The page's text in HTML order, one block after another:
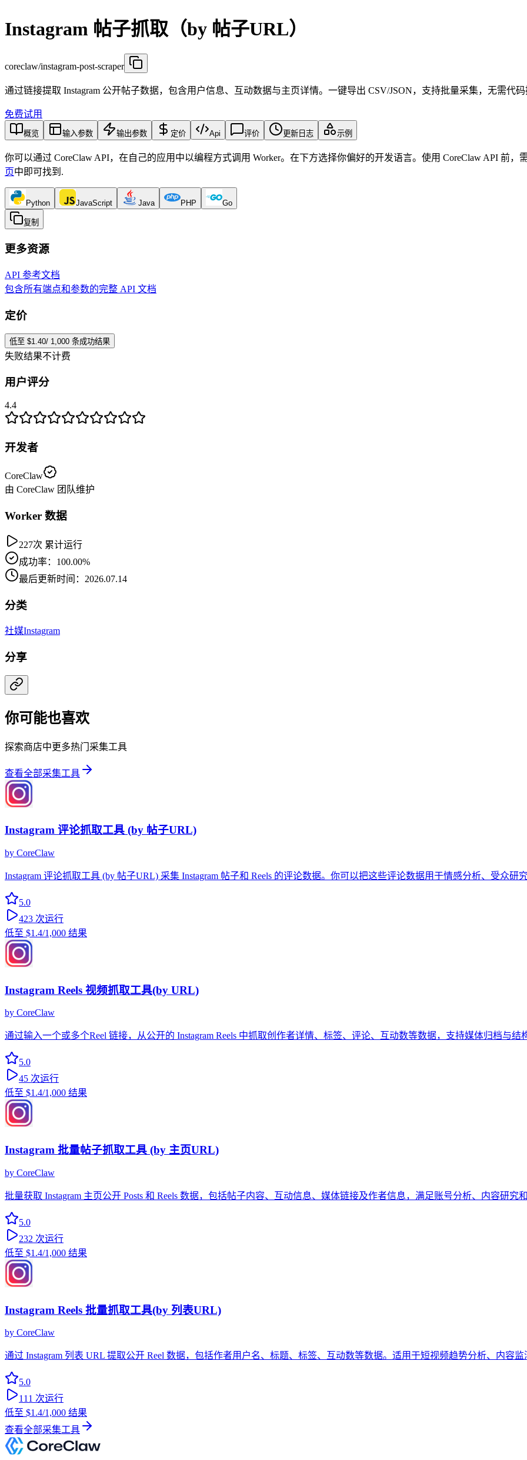
Instagram 帖子抓取（by 帖子URL）
coreclaw/instagram-post-scraper
通过链接提取 Instagram 公开帖子数据，包含用户信息、互动数据与主页详情。一键导出 CSV/JSON，支持批量采集，无需代
免费试用
概览 输入参数 输出参数 定价 Api 评价 更新日志 示例
你可以通过 CoreClaw API，在自己的应用中以编程方式调用 Worker。在下方选择你偏好的开发语言。使用 CoreClaw API 前
页中即可找到 .
Python JavaScript Java PHP Go
复制
更多资源
API 参考文档
包含所有端点和参数的完整 API 文档
定价
低至 $1.40/ 1,000 条成功结果
失败结果不计费
用户评分
4.4
开发者
CoreClaw
由 CoreClaw 团队维护
Worker 数据
227次 累计运行
成功率：100.00%
最后更新时间：2026.07.14
分类
社媒Instagram
分享
你可能也喜欢
探索商店中更多热门采集工具
查看全部采集工具
Instagram 评论抓取工具 (by 帖子URL)
by CoreClaw
Instagram 评论抓取工具 (by 帖子URL) 采集 Instagram 帖子和 Reels 的评论数据。你可以把这些评论数据用于情感分析、受众研
5.0
423 次运行
低至 $1.4/1,000 结果
Instagram Reels 视频抓取工具(by URL)
by CoreClaw
通过输入一个或多个Reel 链接，从公开的 Instagram Reels 中抓取创作者详情、标签、评论、互动数等数据，支持媒体归档与结
5.0
45 次运行
低至 $1.4/1,000 结果
Instagram 批量帖子抓取工具 (by 主页URL)
by CoreClaw
批量获取 Instagram 主页公开 Posts 和 Reels 数据，包括帖子内容、互动信息、媒体链接及作者信息，满足账号分析、内容研究
5.0
232 次运行
低至 $1.4/1,000 结果
Instagram Reels 批量抓取工具(by 列表URL)
by CoreClaw
通过 Instagram 列表 URL 提取公开 Reel 数据，包括作者用户名、标题、标签、互动数等数据。适用于短视频趋势分析、内容
5.0
111 次运行
低至 $1.4/1,000 结果
查看全部采集工具